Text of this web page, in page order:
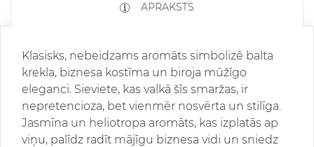
APRAKSTS
Klasisks, nebeidzams aromāts simbolizē balta
krekla, biznesa kostīma un biroja mūžīgo
eleganci. Sieviete, kas valkā šīs smaržas, ir
nepretencioza, bet vienmēr nosvērta un stilīga.
Jasmīna un heliotropa aromāts, kas izplatās ap
viņu, palīdz radīt mājīgu biznesa vidi un sniedz